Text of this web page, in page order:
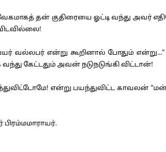
தன் குதிரையை ஓட்டி வந்து அவர்
வல்லபர் என்று கூறினால் போதும்
கேட்டதும் அவன் நடுநடுங்கி விட்டான்!
என்று பயந்துவிட்ட காவலன்
பிரம்மமாராயர்.